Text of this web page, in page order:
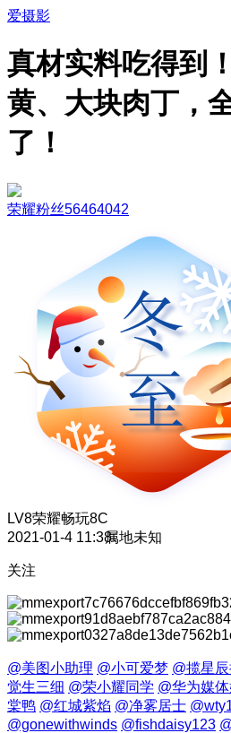
爱摄影
真材实料吃得到
黄、大块肉丁，
了！
荣耀粉丝56464042
LV8荣耀畅玩8C
2021-01-4 11:38属地未知
关注
@美图小助理 @小可爱梦 @揽星
觉生三细 @荣小耀同学 @华为媒
棠鸭 @红城紫焰 @净雾居士
@gonewithwinds @fishdaisy123